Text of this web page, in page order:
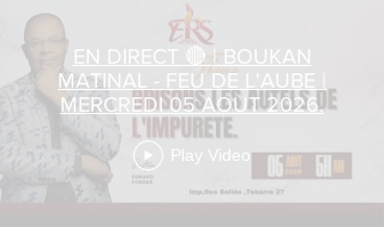
EN DIRECT 🔴 | BOUKAN
MATINAL - FEU DE L'AUBE |
MERCREDI 05 AOUT 2026.
Play Video